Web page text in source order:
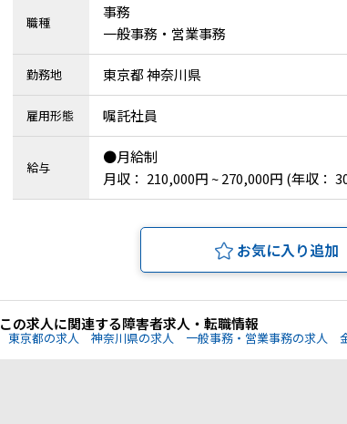
職種
事務
一般事務・営業事務
勤務地 東京都 神奈川県
雇用形態 嘱託社員
給与
●月給制
月収： 210,000円 ~ 270,000円 (年収：
お気に入り追加
この求人に関連する障害者求人・転職情報
東京都の求人 神奈川県の求人 一般事務・営業事務の求人